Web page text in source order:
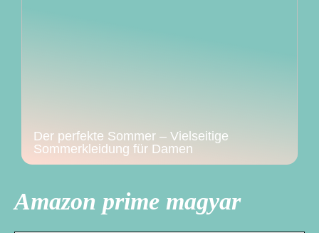
Der perfekte Sommer – Vielseitige
Sommerkleidung für Damen
Amazon prime magyar